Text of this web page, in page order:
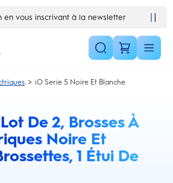
ou remboursé 30 jours
iO Serie 5 Noire Et Blanche
De 2, Brosses À
Noire Et
1 Étui De
section